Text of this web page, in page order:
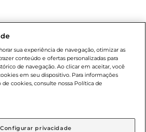
Fotos ilustrativas. Compras sujeitas a
Compras podem ser canceladas em caso
fim de garantir o acesso de um maior
promoções, a compra de produtos
poderá ter sua quantidade limitada por
e condições são exclusivos para o e-
Lei n.º 8069/90, art. 81, inciso II
Adolescente). Preços e condições
sua experiência de navegação, otimizar as
conteúdo e ofertas personalizadas para
de navegação. Ao clicar em aceitar, você
em seu dispositivo. Para informações
de cookies, consulte nossa Política de
Configurar privacidade